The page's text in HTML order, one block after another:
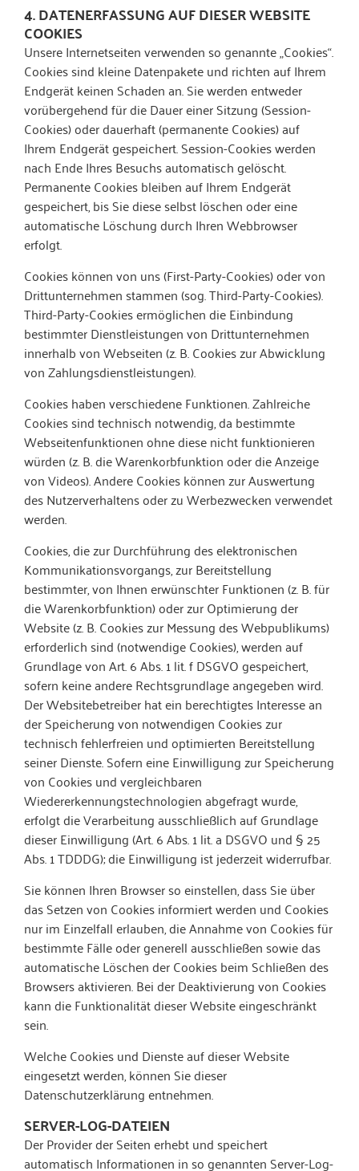
4. DATENERFASSUNG AUF DIESER WEBSITE
COOKIES
Unsere Internetseiten verwenden so genannte „Cookies“.
Cookies sind kleine Datenpakete und richten auf Ihrem
Endgerät keinen Schaden an. Sie werden entweder
vorübergehend für die Dauer einer Sitzung (Session-
Cookies) oder dauerhaft (permanente Cookies) auf
Ihrem Endgerät gespeichert. Session-Cookies werden
nach Ende Ihres Besuchs automatisch gelöscht.
Permanente Cookies bleiben auf Ihrem Endgerät
gespeichert, bis Sie diese selbst löschen oder eine
automatische Löschung durch Ihren Webbrowser
erfolgt.
Cookies können von uns (First-Party-Cookies) oder von
Drittunternehmen stammen (sog. Third-Party-Cookies).
Third-Party-Cookies ermöglichen die Einbindung
bestimmter Dienstleistungen von Drittunternehmen
innerhalb von Webseiten (z. B. Cookies zur Abwicklung
von Zahlungsdienstleistungen).
Cookies haben verschiedene Funktionen. Zahlreiche
Cookies sind technisch notwendig, da bestimmte
Webseitenfunktionen ohne diese nicht funktionieren
würden (z. B. die Warenkorbfunktion oder die Anzeige
von Videos). Andere Cookies können zur Auswertung
des Nutzerverhaltens oder zu Werbezwecken verwendet
werden.
Cookies, die zur Durchführung des elektronischen
Kommunikationsvorgangs, zur Bereitstellung
bestimmter, von Ihnen erwünschter Funktionen (z. B. für
die Warenkorbfunktion) oder zur Optimierung der
Website (z. B. Cookies zur Messung des Webpublikums)
erforderlich sind (notwendige Cookies), werden auf
Grundlage von Art. 6 Abs. 1 lit. f DSGVO gespeichert,
sofern keine andere Rechtsgrundlage angegeben wird.
Der Websitebetreiber hat ein berechtigtes Interesse an
der Speicherung von notwendigen Cookies zur
technisch fehlerfreien und optimierten Bereitstellung
seiner Dienste. Sofern eine Einwilligung zur Speicherung
von Cookies und vergleichbaren
Wiedererkennungstechnologien abgefragt wurde,
erfolgt die Verarbeitung ausschließlich auf Grundlage
dieser Einwilligung (Art. 6 Abs. 1 lit. a DSGVO und § 25
Abs. 1 TDDDG); die Einwilligung ist jederzeit widerrufbar.
Sie können Ihren Browser so einstellen, dass Sie über
das Setzen von Cookies informiert werden und Cookies
nur im Einzelfall erlauben, die Annahme von Cookies für
bestimmte Fälle oder generell ausschließen sowie das
automatische Löschen der Cookies beim Schließen des
Browsers aktivieren. Bei der Deaktivierung von Cookies
kann die Funktionalität dieser Website eingeschränkt
sein.
Welche Cookies und Dienste auf dieser Website
eingesetzt werden, können Sie dieser
Datenschutzerklärung entnehmen.
SERVER-LOG-DATEIEN
Der Provider der Seiten erhebt und speichert
automatisch Informationen in so genannten Server-Log-